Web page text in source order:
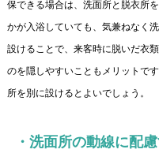
保できる場合は、洗面所と脱衣所
かが入浴していても、気兼ねなく
設けることで、来客時に脱いだ衣
のを隠しやすいこともメリットで
所を別に設けるとよいでしょう。
・洗面所の動線に配